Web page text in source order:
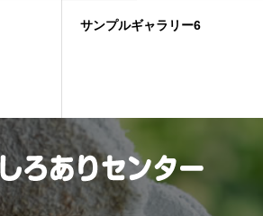
サンプルギャラリー6